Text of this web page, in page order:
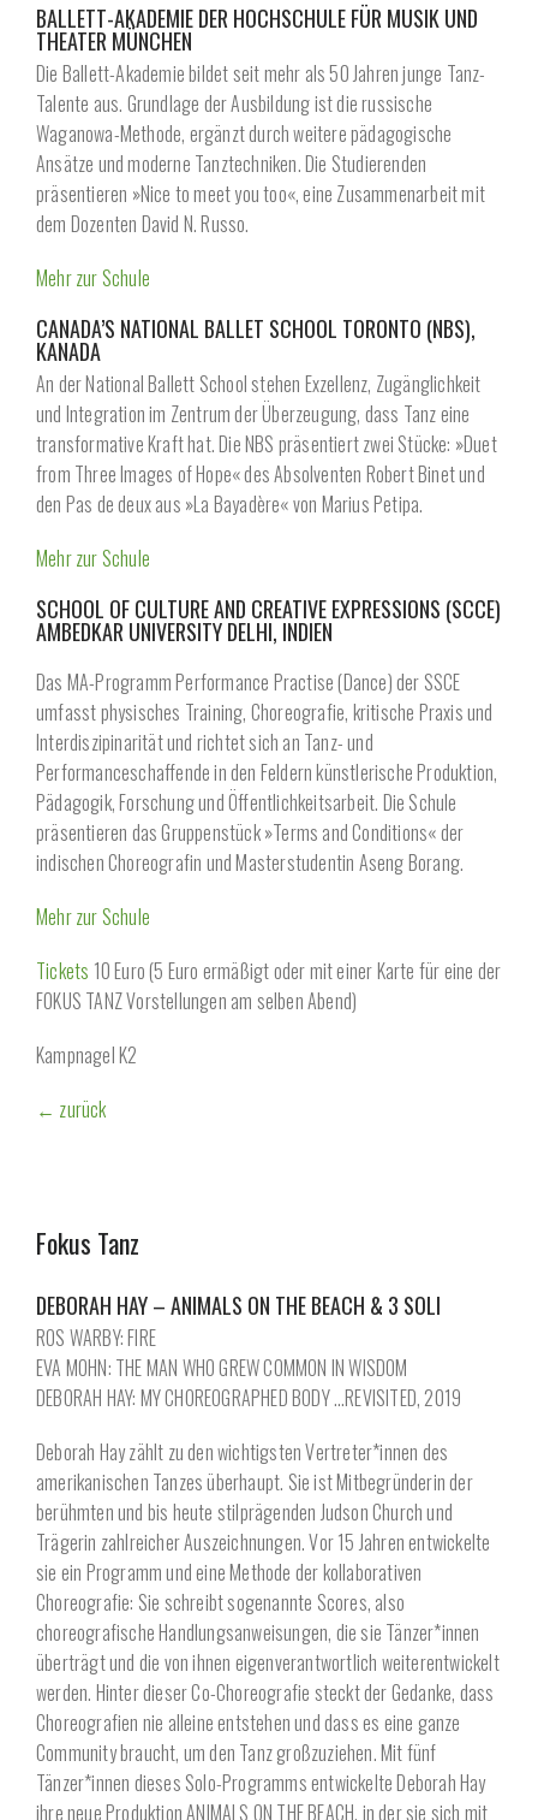
BALLETT-AKADEMIE DER HOCHSCHULE FÜR MUSIK UND
THEATER MÜNCHEN
Die Ballett-Akademie bildet seit mehr als 50 Jahren junge Tanz-
Talente aus. Grundlage der Ausbildung ist die russische
Waganowa-Methode, ergänzt durch weitere pädagogische
Ansätze und moderne Tanztechniken. Die Studierenden
präsentieren »Nice to meet you too«, eine Zusammenarbeit mit
dem Dozenten David N. Russo.
Mehr zur Schule
CANADA’S NATIONAL BALLET SCHOOL TORONTO (NBS),
KANADA
An der National Ballett School stehen Exzellenz, Zugänglichkeit
und Integration im Zentrum der Überzeugung, dass Tanz eine
transformative Kraft hat. Die NBS präsentiert zwei Stücke: »Duet
from Three Images of Hope« des Absolventen Robert Binet und
den Pas de deux aus »La Bayadère« von Marius Petipa.
Mehr zur Schule
SCHOOL OF CULTURE AND CREATIVE EXPRESSIONS (SCCE)
AMBEDKAR UNIVERSITY DELHI, INDIEN
Das MA-Programm Performance Practise (Dance) der SSCE
umfasst physisches Training, Choreografie, kritische Praxis und
Interdiszipinarität und richtet sich an Tanz- und
Performanceschaffende in den Feldern künstlerische Produktion,
Pädagogik, Forschung und Öffentlichkeitsarbeit. Die Schule
präsentieren das Gruppenstück »Terms and Conditions« der
indischen Choreografin und Masterstudentin Aseng Borang.
Mehr zur Schule
Tickets 10 Euro (5 Euro ermäßigt oder mit einer Karte für eine der
FOKUS TANZ Vorstellungen am selben Abend)
Kampnagel K2
← zurück
Fokus Tanz
DEBORAH HAY – ANIMALS ON THE BEACH & 3 SOLI
ROS WARBY: FIRE
EVA MOHN: THE MAN WHO GREW COMMON IN WISDOM
DEBORAH HAY: MY CHOREOGRAPHED BODY …REVISITED, 2019
Deborah Hay zählt zu den wichtigsten Vertreter*innen des
amerikanischen Tanzes überhaupt. Sie ist Mitbegründerin der
berühmten und bis heute stilprägenden Judson Church und
Trägerin zahlreicher Auszeichnungen. Vor 15 Jahren entwickelte
sie ein Programm und eine Methode der kollaborativen
Choreografie: Sie schreibt sogenannte Scores, also
choreografische Handlungsanweisungen, die sie Tänzer*innen
überträgt und die von ihnen eigenverantwortlich weiterentwickelt
werden. Hinter dieser Co-Choreografie steckt der Gedanke, dass
Choreografien nie alleine entstehen und dass es eine ganze
Community braucht, um den Tanz großzuziehen. Mit fünf
Tänzer*innen dieses Solo-Programms entwickelte Deborah Hay
ihre neue Produktion ANIMALS ON THE BEACH, in der sie sich mit